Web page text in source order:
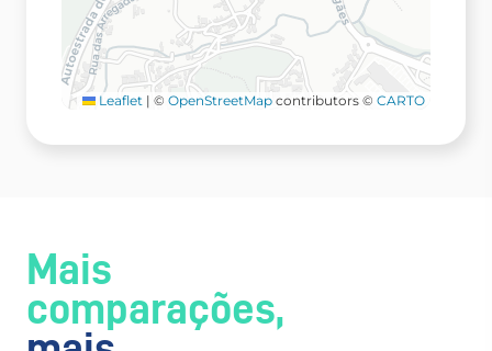
Leaflet | © OpenStreetMap contributors © CARTO
Mais
comparações,